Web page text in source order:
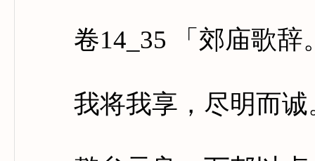
卷14_35 「郊庙歌辞
我将我享，尽明而诚